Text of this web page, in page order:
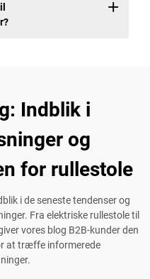
Indblik i
og
for rullestole
i de seneste tendenser og
Fra elektriske rullestole til
vores blog B2B-kunder den
at træffe informerede